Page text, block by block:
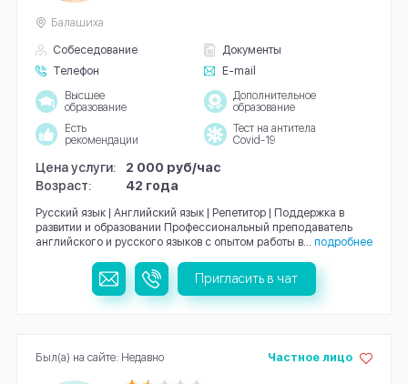
Собеседование
Документы
Телефон
E-mail
Балашиха
Высшее
образование
Дополнительное
образование
Есть
рекомендации
Тест на антитела
Covid-19
Цена услуги:
2 000 руб/час
Возраст:
42 года
Русский язык | Английский язык | Репетитор | Поддержка в
развитии и образовании Профессиональный преподаватель
английского и русского языков с опытом работы в...
подробнее
Пригласить в чат
Частное лицо
Был(а) на сайте: Недавно